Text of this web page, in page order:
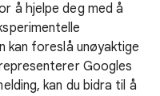
å hjelpe deg med å
kan foreslå unøyaktige
Googles
kan du bidra til å